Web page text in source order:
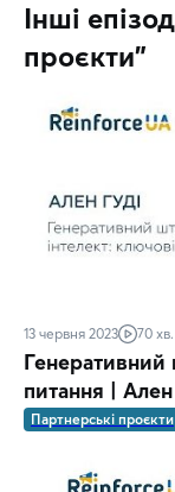
Інші
проєкти"
13 червня 2023 70 хв.
Генеративний
питання | Ален
Партнерські проєкти